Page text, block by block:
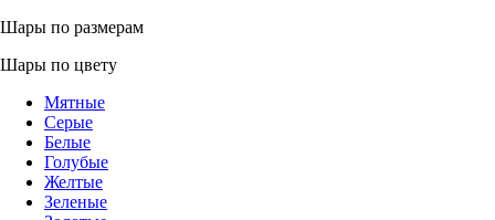
Шары по размерам
Шары по цвету
Мятные
Серые
Белые
Голубые
Желтые
Зеленые